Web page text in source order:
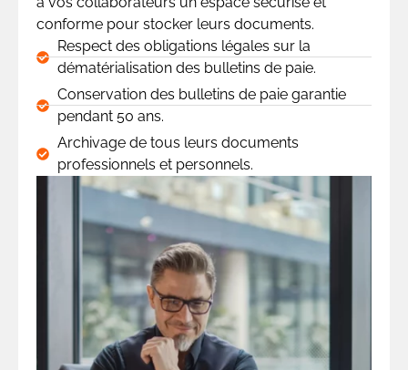
conforme pour stocker leurs documents.
Respect des obligations légales sur la
dématérialisation des bulletins de paie.
Conservation des bulletins de paie garantie
pendant 50 ans.
Archivage de tous leurs documents
professionnels et personnels.